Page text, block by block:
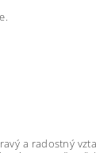
a radostný